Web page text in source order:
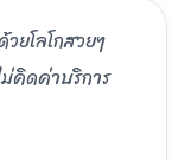
ยโลโกสวยๆ
คิดค่าบริการ